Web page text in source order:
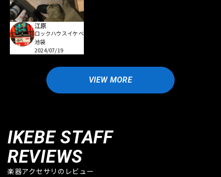
江原
ロックハウスイケベ
池袋
2024/07/19
VIEW MORE
IKEBE STAFF
REVIEWS
楽器アクセサリのレビュー